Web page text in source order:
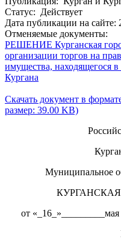
Статус: Действует
Дата публикации на сайте:
Отменяемые документы:
РЕШЕНИЕ Курганская
организации торгов на
имущества, находящегося
Кургана
Скачать документ в
размер: 39.00 KB)
Муниципальное
от «_16_»_________мая